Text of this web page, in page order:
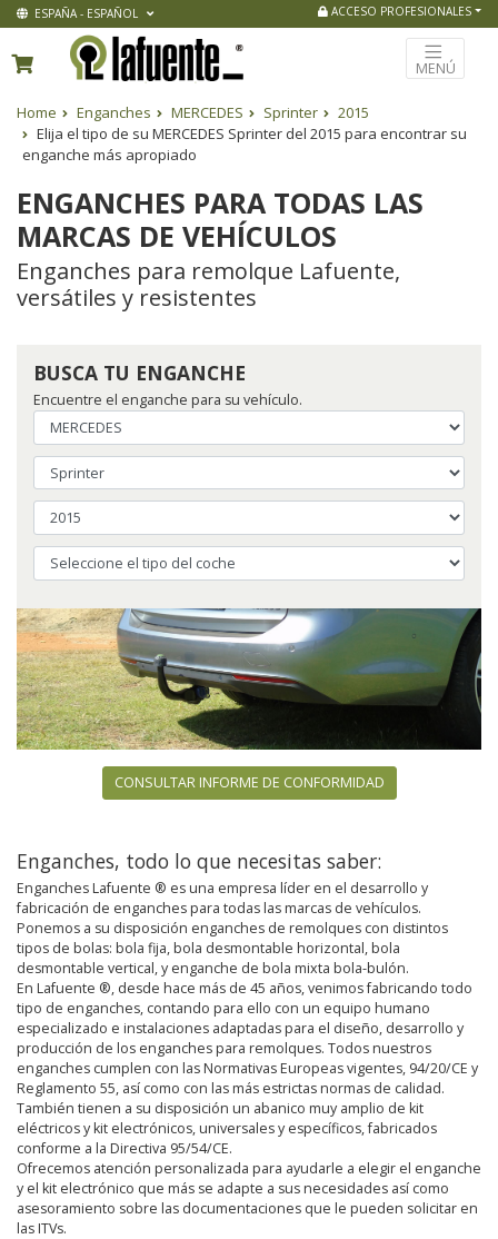
ESPAÑA - ESPAÑOL ACCESO PROFESIONALES
MENÚ
Home Enganches MERCEDES Sprinter
2015
Elija el tipo de su MERCEDES Sprinter del 2015 para encontrar su
enganche más apropiado
ENGANCHES PARA TODAS LAS
MARCAS DE VEHÍCULOS
Enganches para remolque Lafuente,
versátiles y resistentes
BUSCA TU ENGANCHE
Encuentre el enganche para su vehículo.
CONSULTAR INFORME DE CONFORMIDAD
Enganches, todo lo que necesitas saber:
Enganches Lafuente ® es una empresa líder en el desarrollo y
fabricación de enganches para todas las marcas de vehículos.
Ponemos a su disposición enganches de remolques con distintos
tipos de bolas: bola fija, bola desmontable horizontal, bola
desmontable vertical, y enganche de bola mixta bola-bulón.
En Lafuente ®, desde hace más de 45 años, venimos fabricando todo
tipo de enganches, contando para ello con un equipo humano
especializado e instalaciones adaptadas para el diseño, desarrollo y
producción de los enganches para remolques. Todos nuestros
enganches cumplen con las Normativas Europeas vigentes, 94/20/CE y
Reglamento 55, así como con las más estrictas normas de calidad.
También tienen a su disposición un abanico muy amplio de kit
eléctricos y kit electrónicos, universales y específicos, fabricados
conforme a la Directiva 95/54/CE.
Ofrecemos atención personalizada para ayudarle a elegir el enganche
y el kit electrónico que más se adapte a sus necesidades así como
asesoramiento sobre las documentaciones que le pueden solicitar en
las ITVs.